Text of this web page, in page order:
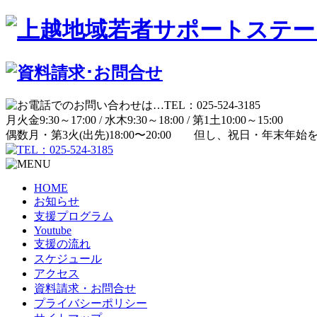
月 火金9:30～17:00 / 水木9:30～18:00 /第1土10:00～15:00
偶数月・第3火(出先)18:00〜20:00 但し、祝日・年末年始
HOME
お知らせ
支援プログラム
Youtube
支援の流れ
スケジュール
アクセス
資料請求・お問合せ
プライバシーポリシー